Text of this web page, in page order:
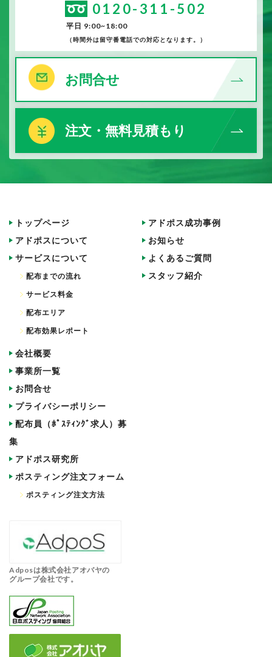
0120-311-502
平日 9:00~18:00
（時間外は留守番電話での対応となります。）
お問合せ
注文・無料見積もり
トップページ
アドポスについて
サービスについて
配布までの流れ
サービス料金
配布エリア
配布効果レポート
アドポス成功事例
お知らせ
よくあるご質問
スタッフ紹介
会社概要
事業所一覧
お問合せ
プライバシーポリシー
配布員（ﾎﾟｽﾃｨﾝｸﾞ求人）募
集
アドポス研究所
ポスティング注文フォーム
ポスティング注文方法
Adposは株式会社アオバヤの
グループ会社です。